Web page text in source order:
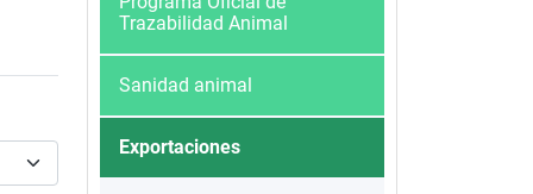
Trazabilidad Animal
Sanidad animal
Exportaciones